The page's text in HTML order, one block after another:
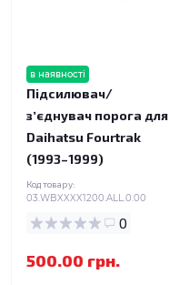
в наявності
Підсилювач/
зʼєднувач порога для
Daihatsu Fourtrak
(1993–1999)
Код товару:
03.WBXXXX1200.ALL.0.00
0
500.00 грн.